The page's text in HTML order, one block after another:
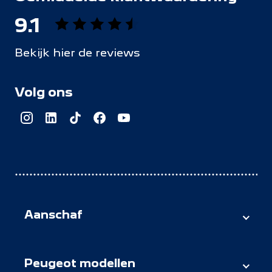
9.1
Bekijk hier de reviews
van
sterren
Volg ons
Aanschaf
Peugeot occasions
Peugeot modellen